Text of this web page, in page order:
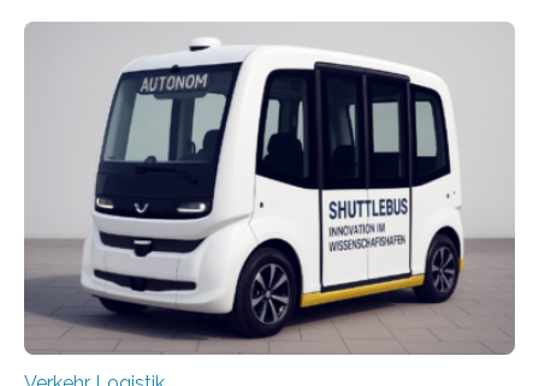
das Fraunhofer Institut für Integrierte Schaltungen IIS
die kommunikationstechnische Umsetzung erforscht,
untersucht das IPH – Institut für Integrierte Produktion
Hannover gGmbH anhand von
Materialflusssimulationen, ob die dezentrale Steuerung
effizienter ist als die zentrale Steuerung. Dafür sucht
das IPH noch Unternehmen, die Interesse daran haben,
am realen Beispiel ihrer Fabrik…